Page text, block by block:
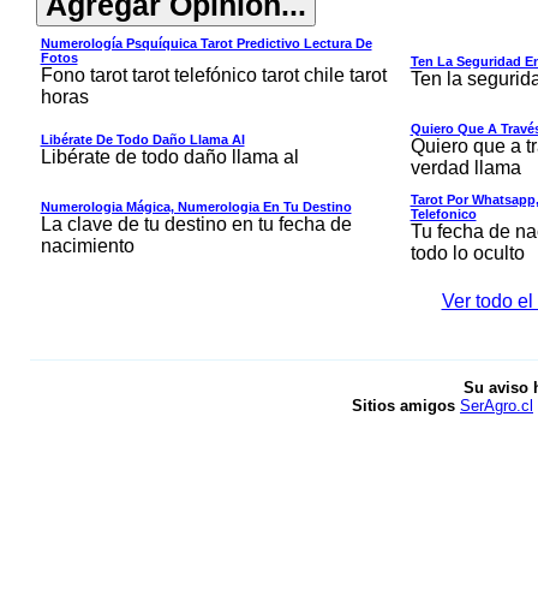
Numerología Psquíquica Tarot Predictivo Lectura De
Fotos
Fono tarot tarot telefónico tarot chile tarot
horas
Ten La Seguridad
Ten la
Libérate De Todo Daño Llama Al
Libérate de todo daño llama al
Quiero Que A
Quiero que a
verdad llama
Numerologia Mágica, Numerologia En Tu Destino
La clave de tu destino en tu fecha de
nacimiento
Tarot Por
Telefonico
Tu fecha de
todo lo oculto
Ver todo
Su aviso
Sitios amigos SerAgro.cl